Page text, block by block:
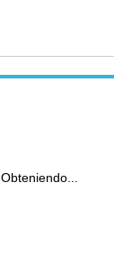
Obteniendo...